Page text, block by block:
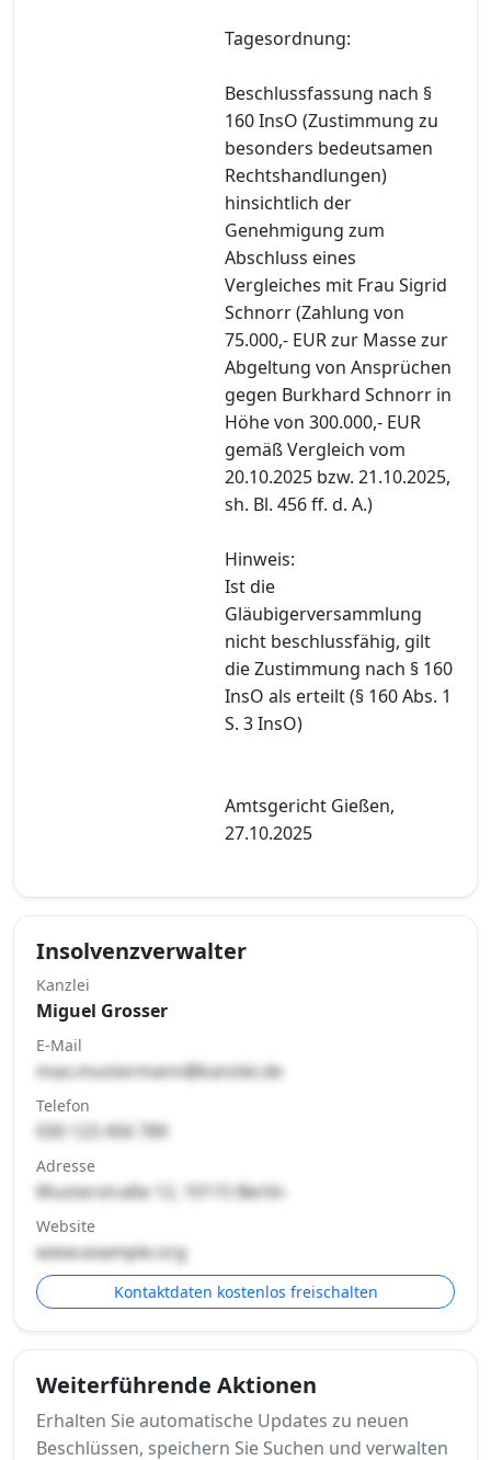
Tagesordnung:
Beschlussfassung nach §
160 InsO (Zustimmung zu
besonders bedeutsamen
Rechtshandlungen)
hinsichtlich der
Genehmigung zum
Abschluss eines
Vergleiches mit Frau Sigrid
Schnorr (Zahlung von
75.000,- EUR zur Masse zur
Abgeltung von Ansprüchen
gegen Burkhard Schnorr in
Höhe von 300.000,- EUR
gemäß Vergleich vom
20.10.2025 bzw. 21.10.2025,
sh. Bl. 456 ff. d. A.)
Hinweis:
Ist die
Gläubigerversammlung
nicht beschlussfähig, gilt
die Zustimmung nach § 160
InsO als erteilt (§ 160 Abs. 1
S. 3 InsO)
Amtsgericht Gießen,
27.10.2025
Insolvenzverwalter
Kanzlei
Miguel Grosser
E-Mail
max.mustermann@kanzlei.de
Telefon
030 123 456 789
Adresse
Musterstraße 12, 10115 Berlin
Website
www.example.org
Kontaktdaten kostenlos freischalten
Weiterführende Aktionen
Erhalten Sie automatische Updates zu neuen
Beschlüssen, speichern Sie Suchen und verwalten